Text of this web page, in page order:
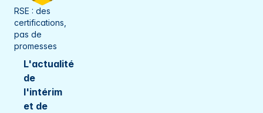
RSE : des
certifications,
pas de
promesses
L'actualité
de
l'intérim
et de